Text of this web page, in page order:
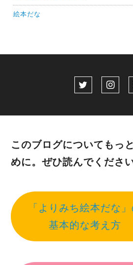
絵本だな
このブログについてもっ
めに。ぜひ読んでください
「よりみち絵本だな
基本的な考え方